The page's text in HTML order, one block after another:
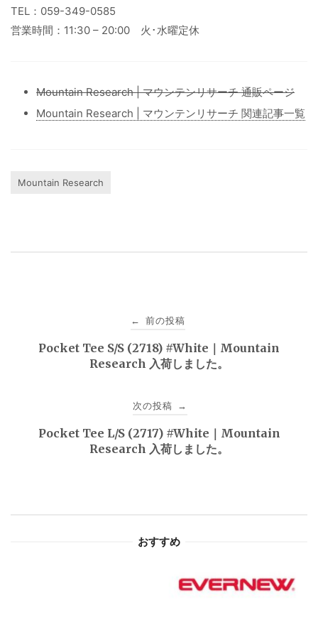
TEL：059-349-0585
営業時間：11:30 – 20:00 火･水曜定休
Mountain Research | マウンテンリサーチ 通販ページ
Mountain Research | マウンテンリサーチ 関連記事一覧
Mountain Research
← 前の投稿
Pocket Tee S/S (2718) #White｜Mountain
Research 入荷しました。
次の投稿 →
Pocket Tee L/S (2717) #White｜Mountain
Research 入荷しました。
おすすめ